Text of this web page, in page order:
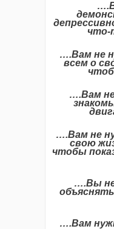
что-
….Вам не
всем о
….Вам
….Вам не
свою
чтобы
….Вы
….Вам